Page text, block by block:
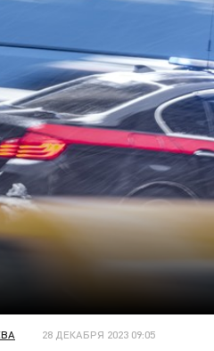
28 ДЕКАБРЯ 2023 09:05